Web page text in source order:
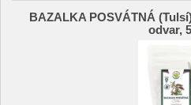
BAZALKA POSVÁTNÁ
odvar,